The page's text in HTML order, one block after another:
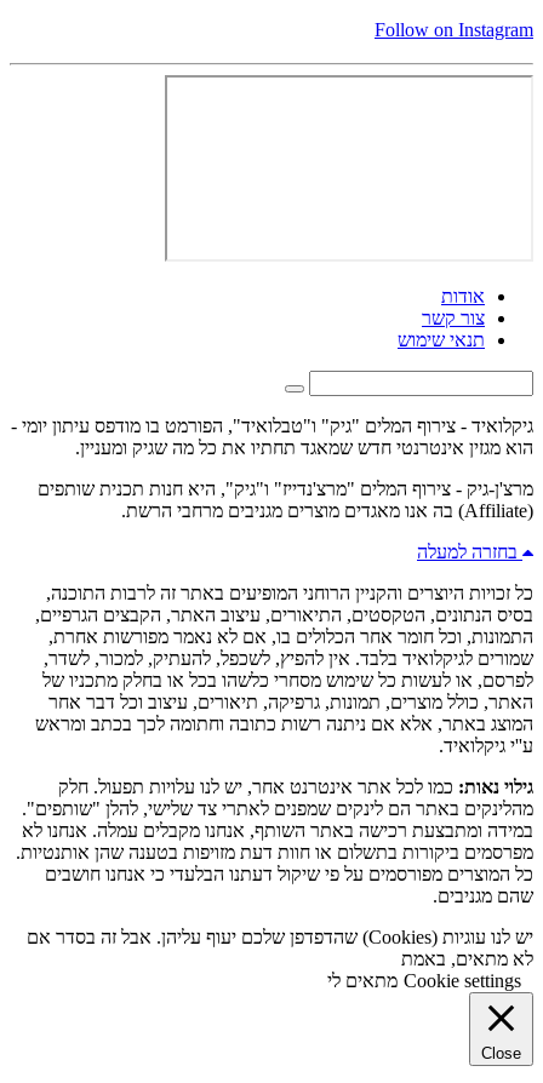
Follow on Instagram
אודות
צור קשר
תנאי שימוש
גיקלואיד - צירוף המלים "גיק" ו"טבלואיד", הפורמט בו מודפס עיתון יומי -
הוא מגזין אינטרנטי חדש שמאגד תחתיו את כל מה שגיק ומעניין.
מרצ'ן-גיק - צירוף המלים "מרצ'נדייז" ו"גיק", היא חנות תכנית שותפים
(Affiliate) בה אנו מאגדים מוצרים מגניבים מרחבי הרשת.
בחזרה למעלה
כל זכויות היוצרים והקניין הרוחני המופיעים באתר זה לרבות התוכנה,
בסיס הנתונים, הטקסטים, התיאורים, עיצוב האתר, הקבצים הגרפיים,
התמונות, וכל חומר אחר הכלולים בו, אם לא נאמר מפורשות אחרת,
שמורים לגיקלואיד בלבד. אין להפיץ, לשכפל, להעתיק, למכור, לשדר,
לפרסם, או לעשות כל שימוש מסחרי כלשהו בכל או בחלק מתכניו של
האתר, כולל מוצרים, תמונות, גרפיקה, תיאורים, עיצוב וכל דבר אחר
המוצג באתר, אלא אם ניתנה רשות כתובה וחתומה לכך בכתב ומראש
ע''י גיקלואיד.
גילוי נאות: כמו לכל אתר אינטרנט אחר, יש לנו עלויות תפעול. חלק
מהלינקים באתר הם לינקים שמפנים לאתרי צד שלישי, להלן "שותפים".
במידה ומתבצעת רכישה באתר השותף, אנחנו מקבלים עמלה. אנחנו לא
מפרסמים ביקורות בתשלום או חוות דעת מזויפות בטענה שהן אותנטיות.
כל המוצרים מפורסמים על פי שיקול דעתנו הבלעדי כי אנחנו חושבים
שהם מגניבים.
יש לנו עוגיות (Cookies) שהדפדפן שלכם יעוף עליהן. אבל זה בסדר אם
לא מתאים, באמת
Cookie settings מתאים לי
Close